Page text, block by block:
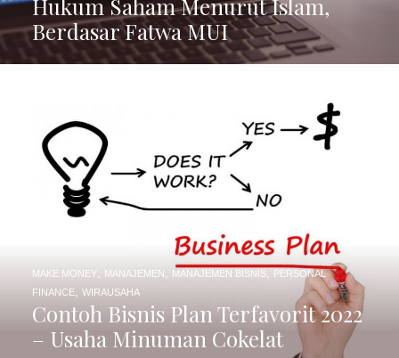
Hukum Saham Menurut Islam,
Berdasar Fatwa MUI
Contoh Bisnis Plan Terfavorit 2022
– Usaha Minuman Cokelat
MAKE MONEY, MANAJEMEN MANAJEMEN BISNIS,
PERSONAL
FINANCE, WIRAUSAHA